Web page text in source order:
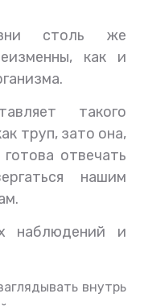
столь же
как и
такого
труп, зато она,
отвечать
нашим
наблюдений и
внутрь